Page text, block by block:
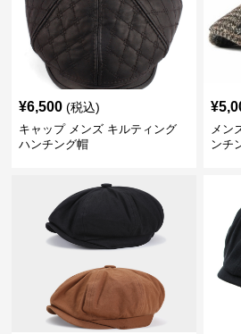
¥6,500 (税込)
キャップ メンズ キルティング
ハンチング帽
¥
メン
ンチ